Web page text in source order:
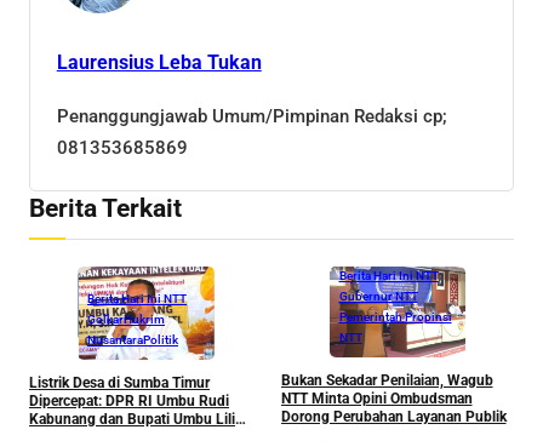
Laurensius Leba Tukan
Penanggungjawab Umum/Pimpinan Redaksi cp;
081353685869
Berita Terkait
Berita Hari Ini NTT
GolkarHukrim
NusantaraPolitik
Listrik Desa di Sumba Timur
Dipercepat: DPR RI Umbu Rudi
Kabunang dan Bupati Umbu Lili
Berita Hari Ini NTT
Gubernur NTT
Pemerintah Propinsi
NTT
Bukan Sekadar Penilaian, Wagub
NTT Minta Opini Ombudsman
Dorong Perubahan Layanan Publik